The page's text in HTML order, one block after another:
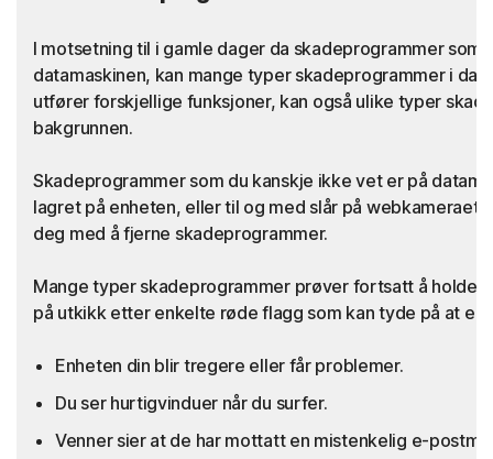
I motsetning til i gamle dager da skadeprogrammer
datamaskinen, kan mange typer skadeprogrammer i
utfører forskjellige funksjoner, kan også ulike typer
bakgrunnen.
Skadeprogrammer som du kanskje ikke vet er på
lagret på enheten, eller til og med slår på webkameraet
deg med å fjerne skadeprogrammer.
Mange typer skadeprogrammer prøver fortsatt å holde
på utkikk etter enkelte røde flagg som kan tyde på at
Enheten din blir tregere eller får problemer.
Du ser hurtigvinduer når du surfer.
Venner sier at de har mottatt en mistenkelig e-